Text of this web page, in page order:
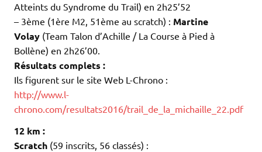
Atteints du Syndrome du Trail) en 2h25’52
– 3ème (1ère M2, 51ème au scratch) : Martine
Volay (Team Talon d’Achille / La Course à Pied à
Bollène) en 2h26’00.
Résultats complets :
Ils figurent sur le site Web L-Chrono :
http://www.l-
chrono.com/resultats2016/trail_de_la_michaille_22.pdf
12 km :
Scratch (59 inscrits, 56 classés) :